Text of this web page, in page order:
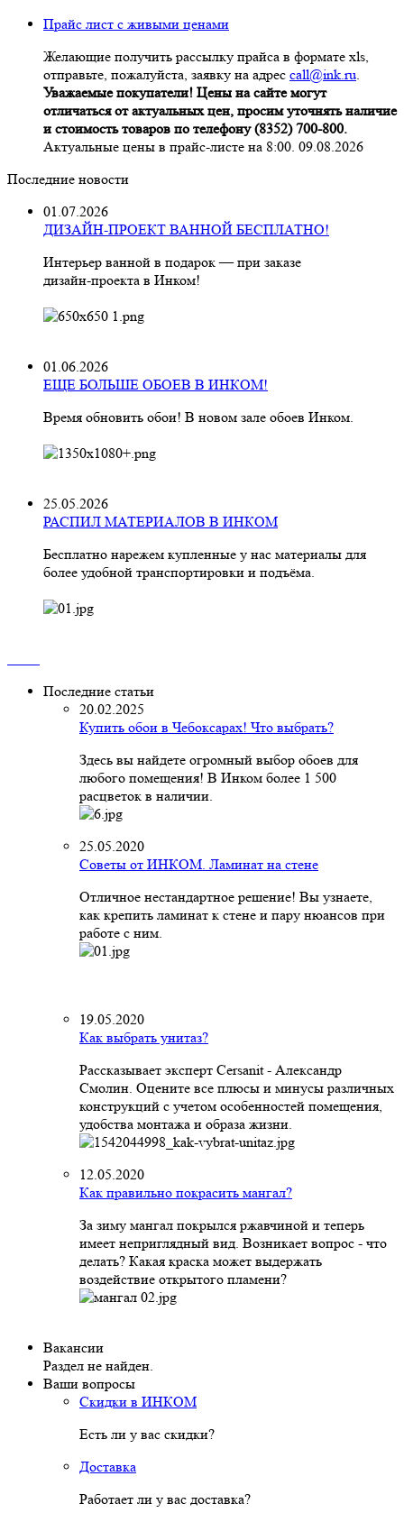
Прайс лист с живыми ценами
Желающие получить рассылку прайса в формате xls,
отправьте, пожалуйста, заявку на адрес call@ink.ru.
Уважаемые покупатели! Цены на сайте могут
отличаться от актуальных цен, просим уточнять наличие
и стоимость товаров по телефону (8352) 700-800.
Актуальные цены в прайс-листе на 8:00. 09.08.2026
Последние новости
01.07.2026
ДИЗАЙН-ПРОЕКТ ВАННОЙ БЕСПЛАТНО!
Интерьер ванной в подарок — при заказе
дизайн‑проекта в Инком!
01.06.2026
ЕЩЕ БОЛЬШЕ ОБОЕВ В ИНКОМ!
Время обновить обои! В новом зале обоев Инком.
25.05.2026
РАСПИЛ МАТЕРИАЛОВ В ИНКОМ
Бесплатно нарежем купленные у нас материалы для
более удобной транспортировки и подъёма.
Последние статьи
20.02.2025
Купить обои в Чебоксарах! Что выбрать?
Здесь вы найдете огромный выбор обоев для
любого помещения! В Инком более 1 500
расцветок в наличии.
25.05.2020
Советы от ИНКОМ. Ламинат на стене
Отличное нестандартное решение! Вы узнаете,
как крепить ламинат к стене и пару нюансов при
работе с ним.
19.05.2020
Как выбрать унитаз?
Рассказывает эксперт Cersanit - Александр
Смолин. Оцените все плюсы и минусы различных
конструкций с учетом особенностей помещения,
удобства монтажа и образа жизни.
12.05.2020
Как правильно покрасить мангал?
За зиму мангал покрылся ржавчиной и теперь
имеет неприглядный вид. Возникает вопрос - что
делать? Какая краска может выдержать
воздействие открытого пламени?
Вакансии
Раздел не найден.
Ваши вопросы
Скидки в ИНКОМ
Есть ли у вас скидки?
Доставка
Работает ли у вас доставка?